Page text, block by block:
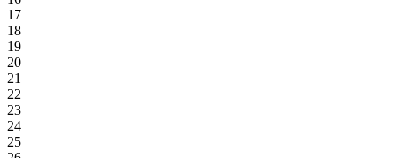
17
18
19
20
21
22
23
24
25